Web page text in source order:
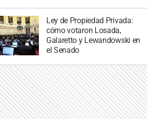
Ley de Propiedad Privada:
cómo votaron Losada,
Galaretto y Lewandowski en
el Senado